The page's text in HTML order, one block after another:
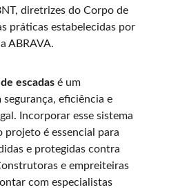
diretrizes do Corpo de
práticas estabelecidas por
ABRAVA.
escadas é um
eficiência e
Incorporar esse sistema
projeto é essencial para
e protegidas contra
e empreiteiras
com especialistas